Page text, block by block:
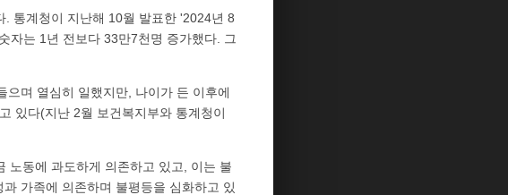
통계청이 지난해 10월 발표한 '2024년 8
자는 1년 전보다 33만7천명 증가했다. 그
며 열심히 일했지만, 나이가 든 이후에
있다(지난 2월 보건복지부와 통계청이
노동에 과도하게 의존하고 있고, 이는 불
가족에 의존하며 불평등을 심화하고 있